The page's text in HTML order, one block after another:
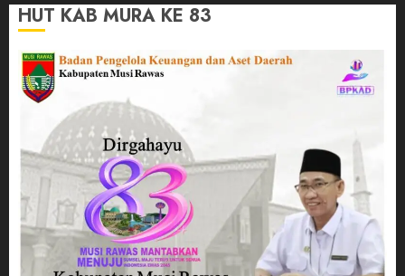
HUT KAB MURA KE 83